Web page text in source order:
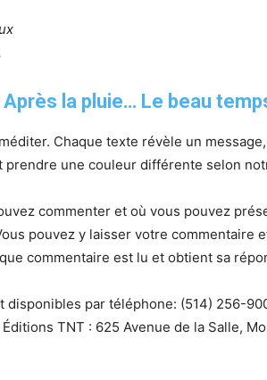
Après la pluie… Le beau
Chaque texte révèle un
prendre une couleur différente selon
commenter et où vous pouvez
pouvez y laisser votre commentaire
commentaire est lu et obtient sa
disponibles par téléphone: (514) 256-
Éditions TNT : 625 Avenue de la Salle,